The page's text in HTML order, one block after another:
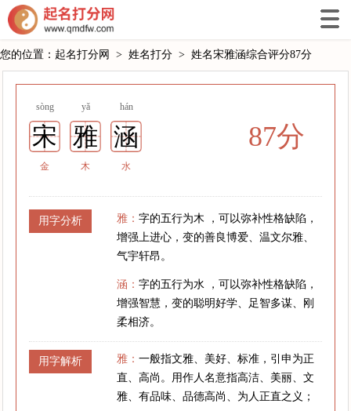
您的位置： 起名打分网 > 姓名打分 > 姓名宋雅涵综合评分87分
sòng yǎ hán
宋 雅 涵
金 木 水
87分
用字分析 雅：字的五行为木 ，可以弥补性格缺陷，
增强上进心，变的善良博爱、温文尔雅、
气宇轩昂。
涵：字的五行为水 ，可以弥补性格缺陷，
增强智慧，变的聪明好学、足智多谋、刚
柔相济。
用字解析 雅：一般指文雅、美好、标准，引申为正
直、高尚。用作人名意指高洁、美丽、文
雅、有品味、品德高尚、为人正直之义；